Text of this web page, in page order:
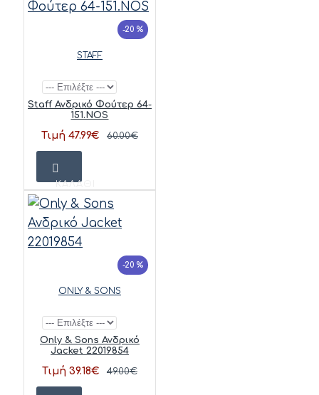
-20 %
STAFF
Staff Ανδρικό Φούτερ 64-
151.NOS
Τιμή 47.99€ 60.00€
ΚΑΛΆΘΙ
-20 %
ONLY & SONS
Only & Sons Ανδρικό
Jacket 22019854
Τιμή 39.18€ 49.00€